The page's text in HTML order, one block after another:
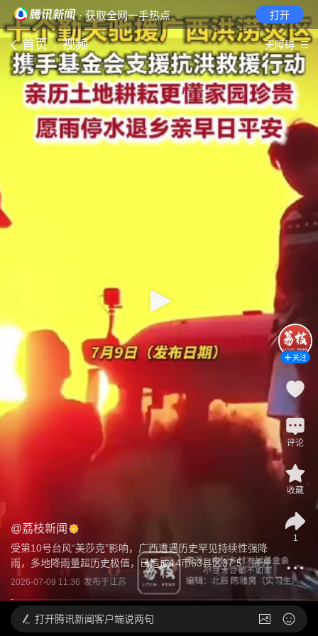
· 获取全网一手热点 打开
首页 视频 无障碍
@荔枝新闻
受第10号台风“美莎克”影响，广西遭遇历史罕见持续性强降
雨，多地降雨量超历史极值，已造成14市63县区37.5...展开
2026-07-09 11:36 发布于江苏
关注
评论
收藏
1
打开腾讯新闻客户端说两句